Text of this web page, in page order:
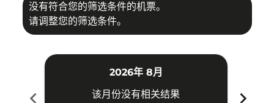
没有符合您的筛选条件的机票。
请调整您的筛选条件。
chevron_left
2026年 8月
该月份没有相关结果
chevron_right